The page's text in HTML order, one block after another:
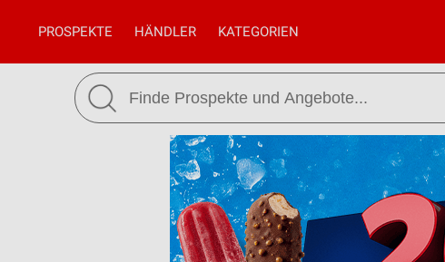
PROSPEKTE HÄNDLER KATEGORIEN